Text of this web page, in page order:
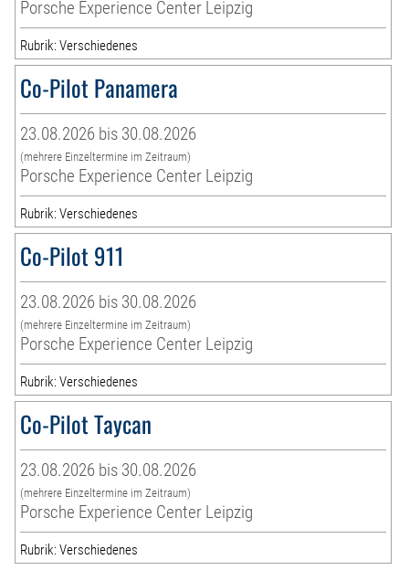
Porsche Experience Center Leipzig
Rubrik: Verschiedenes
Co-Pilot Panamera
23.08.2026 bis 30.08.2026
(mehrere Einzeltermine im Zeitraum)
Porsche Experience Center Leipzig
Rubrik: Verschiedenes
Co-Pilot 911
23.08.2026 bis 30.08.2026
(mehrere Einzeltermine im Zeitraum)
Porsche Experience Center Leipzig
Rubrik: Verschiedenes
Co-Pilot Taycan
23.08.2026 bis 30.08.2026
(mehrere Einzeltermine im Zeitraum)
Porsche Experience Center Leipzig
Rubrik: Verschiedenes